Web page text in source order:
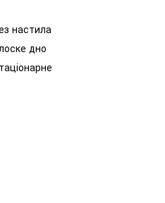
настила
дно